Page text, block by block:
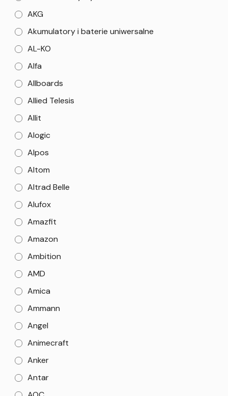
AKG
Akumulatory i baterie uniwersalne
AL-KO
Alfa
Allboards
Allied Telesis
Allit
Alogic
Alpos
Altom
Altrad Belle
Alufox
Amazfit
Amazon
Ambition
AMD
Amica
Ammann
Angel
Animecraft
Anker
Antar